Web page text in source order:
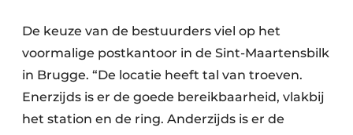
De keuze van de bestuurders viel op het
voormalige postkantoor in de Sint-Maartensbilk
in Brugge. “De locatie heeft tal van troeven.
Enerzijds is er de goede bereikbaarheid, vlakbij
het station en de ring. Anderzijds is er de